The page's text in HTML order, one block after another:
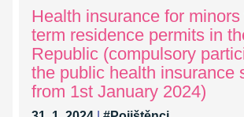
Health insurance for
term residence permits in
Republic (compulsory
the public health insurance
from 1st January 2024)